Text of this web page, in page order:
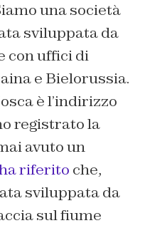
una società
sviluppata da
con uffici di
e Bielorussia.
è l’indirizzo
registrato la
avuto un
riferito che,
sviluppata da
sul fiume